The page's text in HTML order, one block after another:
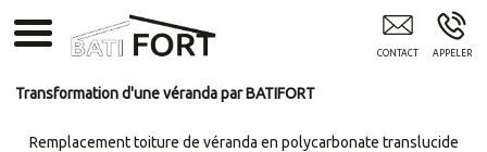
Transformation d'une véranda par BATIFORT
Remplacement toiture de véranda en polycarbonate translucide